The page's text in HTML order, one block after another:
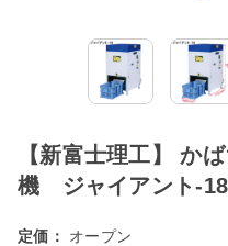
【新富士理工】 か
機 ジャイアント-18
定価：
オープン